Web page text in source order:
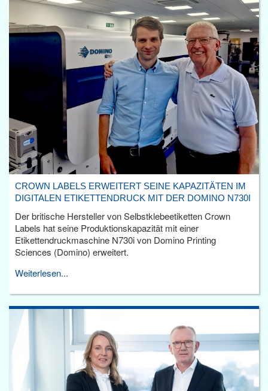
CROWN LABELS ERWEITERT SEINE KAPAZITÄTEN IM
DIGITALEN ETIKETTENDRUCK MIT DER DOMINO N730I
Der britische Hersteller von Selbstklebeetiketten Crown
Labels hat seine Produktionskapazität mit einer
Etikettendruckmaschine N730i von Domino Printing
Sciences (Domino) erweitert.
Weiterlesen...